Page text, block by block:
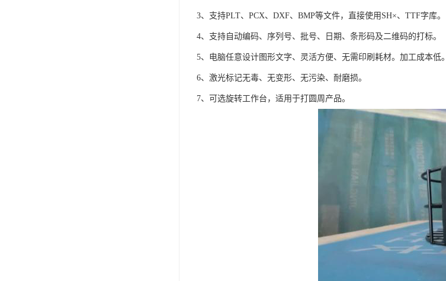
3、支持PLT、PCX、DXF、BMP等文件，直接使用SH×、TTF字库。
4、支持自动编码、序列号、批号、日期、条形码及二维码的打标。
5、电脑任意设计图形文字、灵活方便、无需印刷耗材。加工成本低。
6、激光标记无毒、无变形、无污染、耐磨损。
7、可选旋转工作台，适用于打圆周产品。